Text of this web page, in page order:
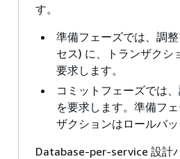
す。
準備フェーズでは、調
セス) に、トランザクシ
要求します。
コミットフェーズでは
を要求します。準備フ
ザクションはロールバッ
Database-per-service 設計